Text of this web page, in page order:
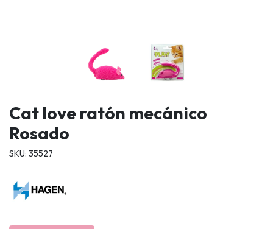
Cat love ratón mecánico
Rosado
SKU: 35527